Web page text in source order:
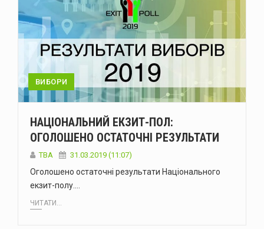
ВИБОРИ
НАЦІОНАЛЬНИЙ ЕКЗИТ-ПОЛ:
ОГОЛОШЕНО ОСТАТОЧНІ РЕЗУЛЬТАТИ
TBA 31.03.2019 (11:07)
Оголошено остаточні результати Національного
екзит-полу.…
ЧИТАТИ...